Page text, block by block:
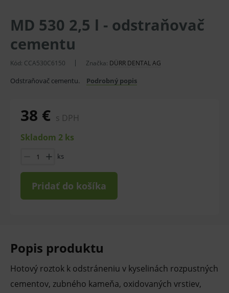
MD 530 2,5 l - odstraňovač
cementu
Kód: CCA530C6150 Značka: DÜRR DENTAL AG
Odstraňovač cementu. Podrobný popis
38 € s DPH
Skladom 2 ks
ks
Pridať do košíka
Popis produktu
Hotový roztok k odstráneniu v kyselinách rozpustných
cementov, zubného kameňa, oxidovaných vrstiev,